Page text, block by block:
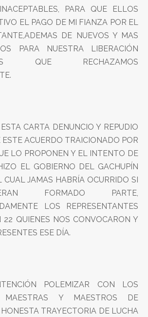
PARA QUE ELLOS
EL PAGO DE MI FIANZA POR EL
DE NUEVOS Y MAS
PARA NUESTRA LIBERACIÓN
QUE RECHAZAMOS
CARTA DENUNCIO Y REPUDIO
ACUERDO TRAICIONADO POR
LO PROPONEN Y EL INTENTO DE
EL GOBIERNO DEL GACHUPÍN
CUAL JAMAS HABRÍA OCURRIDO SI
FORMADO PARTE,
LOS REPRESENTANTES
22 QUIENES NOS CONVOCARON Y
ESE DÍA.
POLEMIZAR CON LOS
MAESTRAS Y MAESTROS DE
TRAYECTORIA DE LUCHA